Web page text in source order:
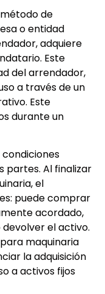
de
o entidad
adquiere
Este
del arrendador,
a través de un
Este
durante un
partes. Al finalizar
el
puede comprar
acordado,
el activo.
maquinaria
la adquisición
a activos fijos